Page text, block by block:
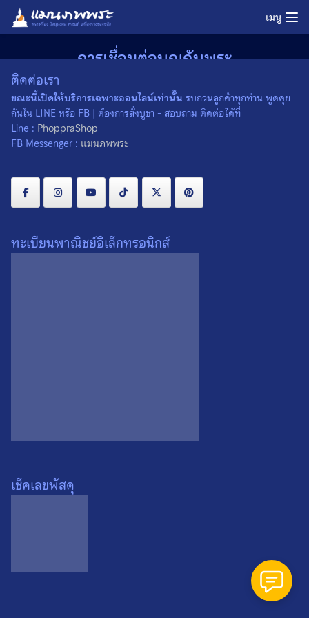
Skip
เมนู
การเชื่อมต่อบุญกับพระ
การเชื่อมต่อบุญกับพระ
01/09/2022 admin คลังความรู้
ติดต่อเรา
ขณะนี้เปิดให้บริการเฉพาะออนไลน์เท่านั้น รบกวนลูกค้าทุกท่าน พูดคุย
กันใน LINE หรือ FB | ต้องการสั่งบูชา - สอบถาม ติดต่อได้ที่
Line : PhoppraShop
FB Messenger : แมนภพพระ
ทะเบียนพาณิชย์อิเล็กทรอนิกส์
เช็คเลขพัสดุ